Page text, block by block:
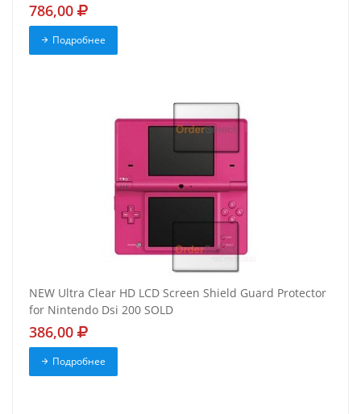
786,00
Подробнее
NEW Ultra Clear HD LCD Screen Shield Guard Protector
for Nintendo Dsi 200 SOLD
386,00
Подробнее